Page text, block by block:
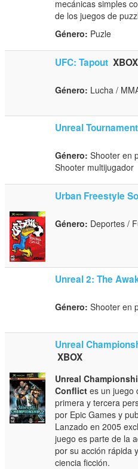
mecánicas simples
de los juegos de
Género: Puzle
UFC: Tapout XBOX
Género: Lucha /
Unreal Tournament
Género: Shooter en
Shooter multijugador
Urban Freestyle
Género: Deportes /
Unreal 2: The
Género: Shooter en
Unreal
XBOX
Unreal
Conflict es un juego
primera y tercera
por Epic Games y
Lanzado en 2005
juego es parte de la
por su acción rápida
ciencia ficción.